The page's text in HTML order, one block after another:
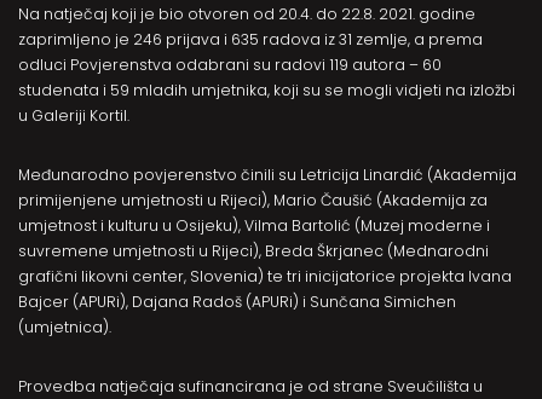
Na natječaj koji je bio otvoren od 20.4. do 22.8. 2021. godine
zaprimljeno je 246 prijava i 635 radova iz 31 zemlje, a prema
odluci Povjerenstva odabrani su radovi 119 autora – 60
studenata i 59 mladih umjetnika, koji su se mogli vidjeti na izložbi
u Galeriji Kortil.
Međunarodno povjerenstvo činili su Letricija Linardić (Akademija
primijenjene umjetnosti u Rijeci), Mario Čaušić (Akademija za
umjetnost i kulturu u Osijeku), Vilma Bartolić (Muzej moderne i
suvremene umjetnosti u Rijeci), Breda Škrjanec (Mednarodni
grafični likovni center, Slovenia) te tri inicijatorice projekta Ivana
Bajcer (APURi), Dajana Radoš (APURi) i Sunčana Simichen
(umjetnica).
Provedba natječaja sufinancirana je od strane Sveučilišta u